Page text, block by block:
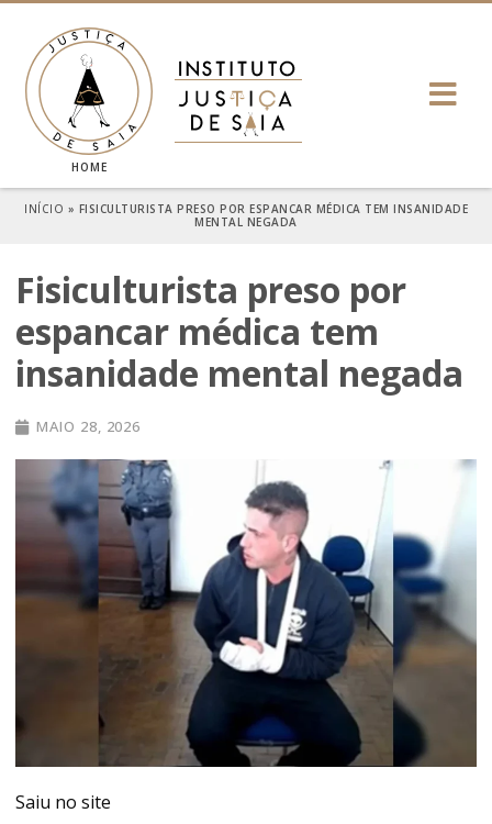
HOME
INÍCIO » FISICULTURISTA PRESO POR ESPANCAR MÉDICA TEM INSANIDADE
MENTAL NEGADA
Fisiculturista preso por
espancar médica tem
insanidade mental negada
MAIO 28, 2026
Saiu no site